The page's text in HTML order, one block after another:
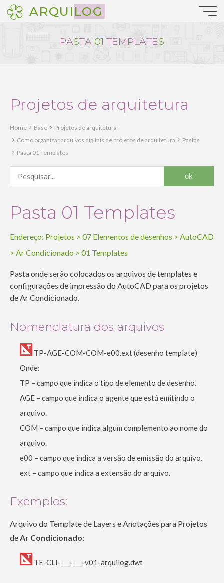
Pular
para
ARQUILOG
PASTA 01 TEMPLATES
Projetos de arquitetura
Home Base
Projetos de arquitetura
Como organizar arquivos digitais de projetos de arquitetura
Pastas
Pasta 01 Templates
Pasta 01 Templates
Endereço: Projetos > 07 Elementos de desenhos > AutoCAD
> Ar Condicionado > 01 Templates
Pasta onde serão colocados os arquivos de templates e
configurações de impressão do AutoCAD para os projetos
de Ar Condicionado.
Nomenclatura dos arquivos
TP-AGE-COM-COM-e00.ext (desenho template)
Onde:
TP – campo que indica o tipo de elemento de desenho.
AGE – campo que indica o agente que está emitindo o
arquivo.
COM – campo que indica algum complemento ao nome do
arquivo.
e00 – campo que indica a versão de emissão do arquivo.
ext – campo que indica a extensão do arquivo.
Exemplos:
Arquivo do Template de Layers e Anotações para Projetos
deAr Condicionado:
TE-CLI-___-___-v01-arquilog.dwt